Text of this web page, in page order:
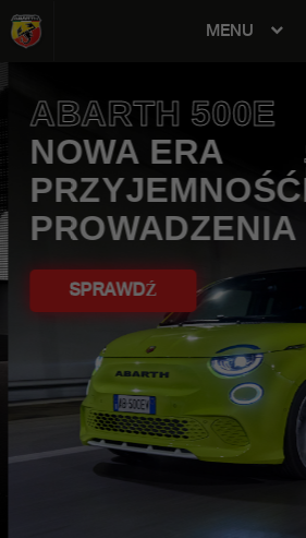
MENU
ABARTH 500E
NOWA ERA
PRZYJEMNOŚĆI
PROWADZENIA
SPRAWDŹ